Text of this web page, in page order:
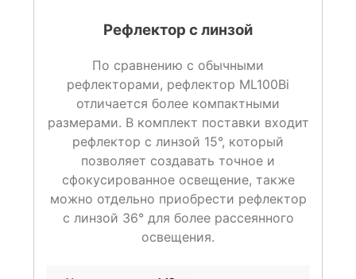
Рефлектор с линзой
По сравнению с обычными
рефлекторами, рефлектор ML100Bi
отличается более компактными
размерами. В комплект поставки входит
рефлектор с линзой 15°, который
позволяет создавать точное и
сфокусированное освещение, также
можно отдельно приобрести рефлектор
с линзой 36° для более рассеянного
освещения.